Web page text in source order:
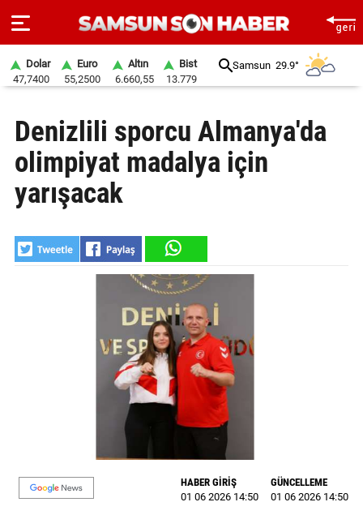
SAYFA
SAMSUN
HABER
GÜNDEM
YAZARLAR
Dolar
47,7400
Euro
55,2500
Altın
6.660,55
Bist
13.779
Samsun 29.9°
Denizlili sporcu Almanya'da
olimpiyat madalya için
yarışacak
HABER GİRİŞ
01 06 2026 14:50
GÜNCELLEME
01 06 2026 14:50